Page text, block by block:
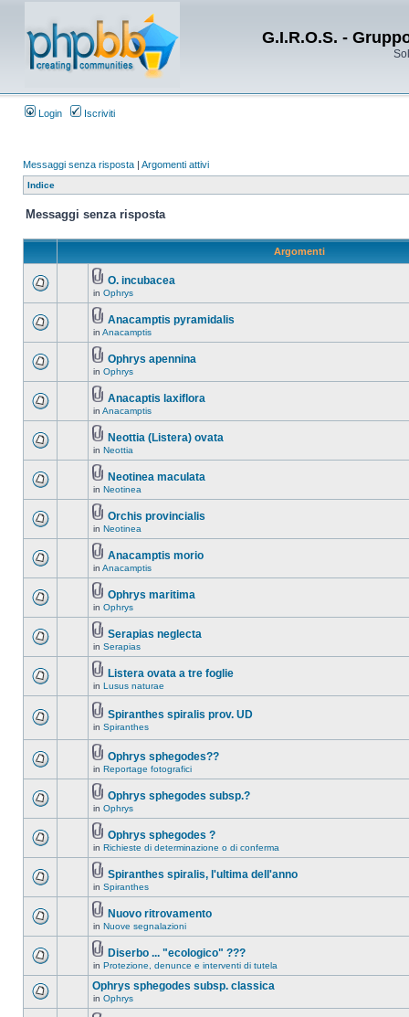
G.I.R.O.S. -
Login Iscriviti
Messaggi senza risposta | Argomenti attivi
Indice
Messaggi senza risposta
Argomenti
O. incubacea
in Ophrys
Anacamptis pyramidalis
in Anacamptis
Ophrys apennina
in Ophrys
Anacaptis laxiflora
in Anacamptis
Neottia (Listera) ovata
in Neottia
Neotinea maculata
in Neotinea
Orchis provincialis
in Neotinea
Anacamptis morio
in Anacamptis
Ophrys maritima
in Ophrys
Serapias neglecta
in Serapias
Listera ovata a tre foglie
in Lusus naturae
Spiranthes spiralis prov. UD
in Spiranthes
Ophrys sphegodes??
in Reportage fotografici
Ophrys sphegodes subsp.?
in Ophrys
Ophrys sphegodes ?
in Richieste di determinazione o di conferma
Spiranthes spiralis, l'ultima dell'anno
in Spiranthes
Nuovo ritrovamento
in Nuove segnalazioni
Diserbo ... "ecologico" ???
in Protezione, denunce e interventi di tutela
Ophrys sphegodes subsp. classica
in Ophrys